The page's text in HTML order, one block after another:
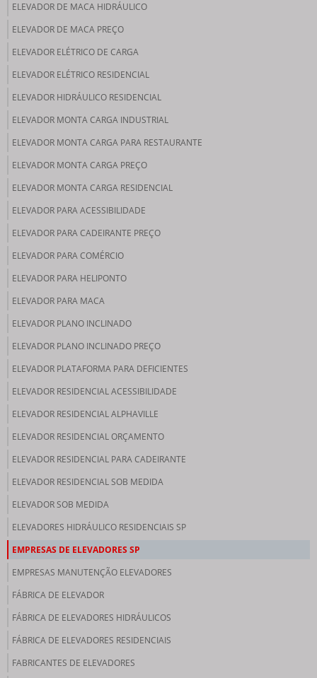
ELEVADOR DE MACA HIDRÁULICO
ELEVADOR DE MACA PREÇO
ELEVADOR ELÉTRICO DE CARGA
ELEVADOR ELÉTRICO RESIDENCIAL
ELEVADOR HIDRÁULICO RESIDENCIAL
ELEVADOR MONTA CARGA INDUSTRIAL
ELEVADOR MONTA CARGA PARA RESTAURANTE
ELEVADOR MONTA CARGA PREÇO
ELEVADOR MONTA CARGA RESIDENCIAL
ELEVADOR PARA ACESSIBILIDADE
ELEVADOR PARA CADEIRANTE PREÇO
ELEVADOR PARA COMÉRCIO
ELEVADOR PARA HELIPONTO
ELEVADOR PARA MACA
ELEVADOR PLANO INCLINADO
ELEVADOR PLANO INCLINADO PREÇO
ELEVADOR PLATAFORMA PARA DEFICIENTES
ELEVADOR RESIDENCIAL ACESSIBILIDADE
ELEVADOR RESIDENCIAL ALPHAVILLE
ELEVADOR RESIDENCIAL ORÇAMENTO
ELEVADOR RESIDENCIAL PARA CADEIRANTE
ELEVADOR RESIDENCIAL SOB MEDIDA
ELEVADOR SOB MEDIDA
ELEVADORES HIDRÁULICO RESIDENCIAIS SP
EMPRESAS DE ELEVADORES SP
EMPRESAS MANUTENÇÃO ELEVADORES
FÁBRICA DE ELEVADOR
FÁBRICA DE ELEVADORES HIDRÁULICOS
FÁBRICA DE ELEVADORES RESIDENCIAIS
FABRICANTES DE ELEVADORES